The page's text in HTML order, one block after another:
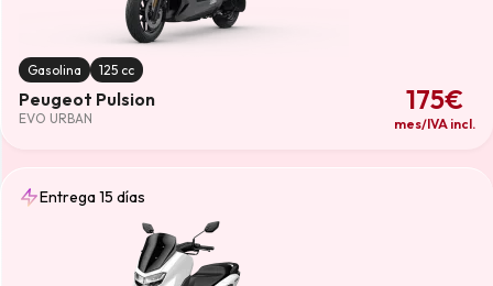
Gasolina 125 cc
Peugeot Pulsion
EVO URBAN
175€
mes/IVA incl.
Entrega 15 días